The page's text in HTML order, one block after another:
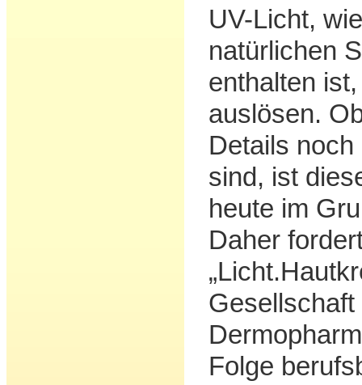
UV-Licht,
natürlichen
enthalten
auslösen.
Details
sind, ist
heute im
Daher
Gesellschaft
Folge